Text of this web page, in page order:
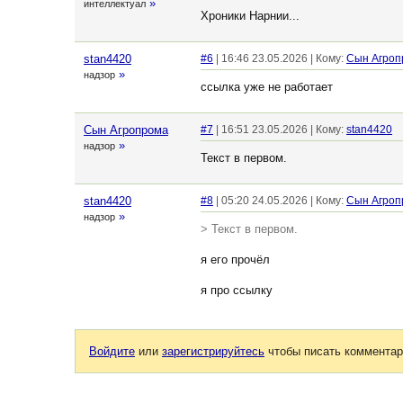
интеллектуал »
Хроники Нарнии...
stan4420
надзор »
#6 | 16:46 23.05.2026 | Кому: Сын
ссылка уже не работает
Сын Агропрома
надзор »
#7 | 16:51 23.05.2026 | Кому: stan4420
Текст в первом.
stan4420
надзор »
#8 | 05:20 24.05.2026 | Кому: Сын
> Текст в первом.
я его прочёл
я про ссылку
Войдите или зарегистрируйтесь чтобы писать